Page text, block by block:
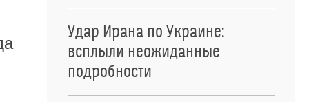
Удар Ирана по Украине:
всплыли неожиданные
подробности